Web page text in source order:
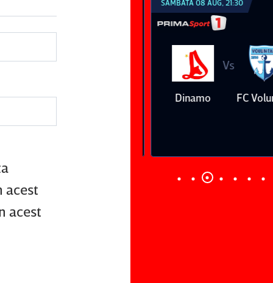
acest
acest
Farul
3
Vs
SÂMBĂTĂ 08 AUG, 21:30
Dinamo
Vs
FC